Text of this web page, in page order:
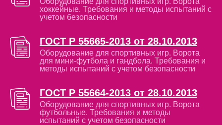
хоккейные. Требования и методы испытаний с
учетом безопасности
ГОСТ Р 55665-2013 от 28.10.2013
Оборудование для спортивных игр. Ворота
для мини-футбола и гандбола. Требования и
методы испытаний с учетом безопасности
ГОСТ Р 55664-2013 от 28.10.2013
Оборудование для спортивных игр. Ворота
футбольные. Требования и методы
испытаний с учетом безопасности